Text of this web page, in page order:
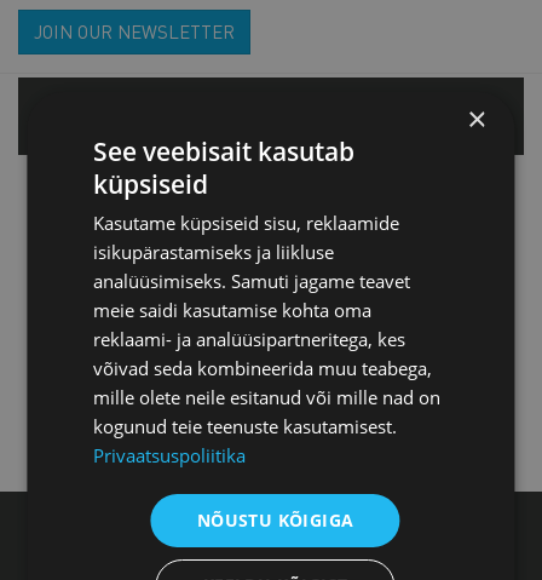
JOIN OUR NEWSLETTER
Tartu office
Pärnu office
Jõhvi office
Kuressaare office
Estonian Chamber of Commerce and Industry,
×
See veebisait kasutab
küpsiseid
Kasutame küpsiseid sisu, reklaamide
isikupärastamiseks ja liikluse
analüüsimiseks. Samuti jagame teavet
meie saidi kasutamise kohta oma
reklaami- ja analüüsipartneritega, kes
võivad seda kombineerida muu teabega,
mille olete neile esitanud või mille nad on
kogunud teie teenuste kasutamisest.
Privaatsuspoliitika
NÕUSTU KÕIGIGA